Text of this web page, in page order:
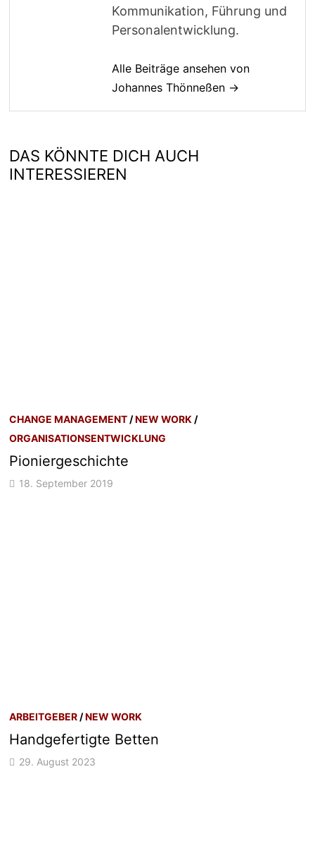
Kommunikation, Führung und
Personalentwicklung.
Alle Beiträge ansehen von
Johannes Thönneßen →
DAS KÖNNTE DICH AUCH
INTERESSIEREN
CHANGE MANAGEMENT /NEW WORK /
ORGANISATIONSENTWICKLUNG
Pioniergeschichte
18. September 2019
ARBEITGEBER /NEW WORK
Handgefertigte Betten
29. August 2023